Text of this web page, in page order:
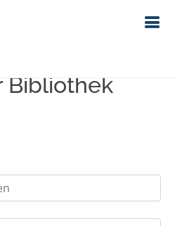
im Bestand
Bibliothek